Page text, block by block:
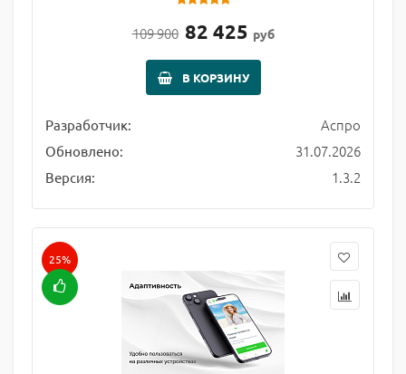
109 900 82 425 руб
В КОРЗИНУ
Разработчик: Аспро
Обновлено: 31.07.2026
Версия: 1.3.2
25%